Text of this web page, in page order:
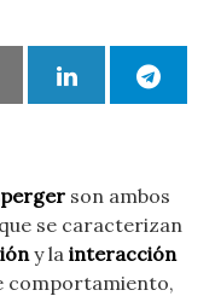
son ambos
se caracterizan
y la interacción
comportamiento,